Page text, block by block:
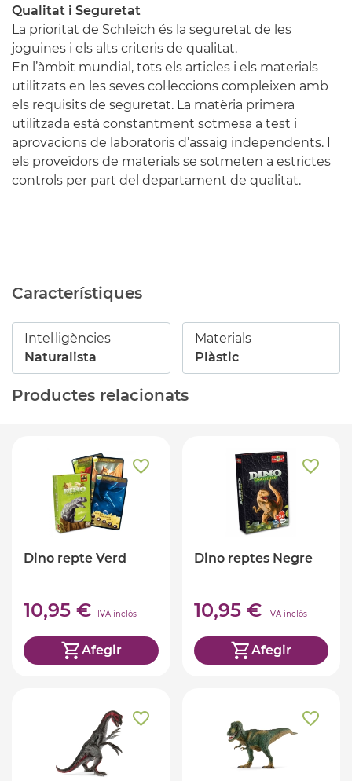
Qualitat i Seguretat
La prioritat de Schleich és la seguretat de les
joguines i els alts criteris de qualitat.
En l’àmbit mundial, tots els articles i els materials
utilitzats en les seves col·leccions compleixen amb
els requisits de seguretat. La matèria primera
utilitzada està constantment sotmesa a test i
aprovacions de laboratoris d’assaig independents. I
els proveïdors de materials se sotmeten a estrictes
controls per part del departament de qualitat.
Característiques
Intel·ligències
Naturalista
Materials
Plàstic
Productes relacionats
Dino repte Verd
10,95 € IVA inclòs
Afegir
Dino reptes Negre
10,95 € IVA inclòs
Afegir